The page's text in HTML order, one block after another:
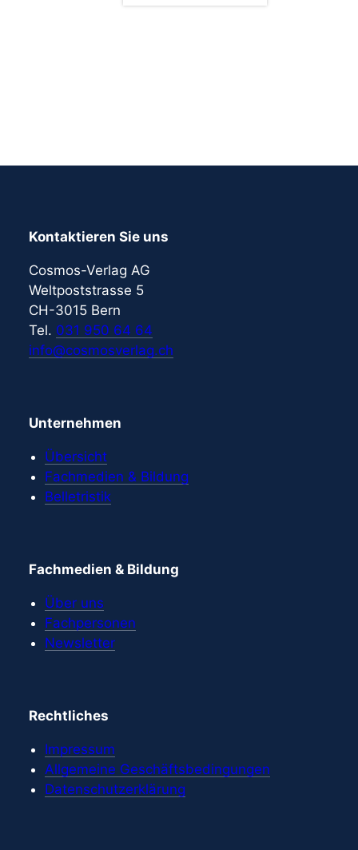
Kontaktieren Sie uns
Cosmos-Verlag AG
Weltpoststrasse 5
CH-3015 Bern
Tel. 031 950 64 64
info@cosmosverlag.ch
Unternehmen
Übersicht
Fachmedien & Bildung
Belletristik
Fachmedien & Bildung
Über uns
Fachpersonen
Newsletter
Rechtliches
Impressum
Allgemeine Geschäftsbedingungen
Datenschutzerklärung